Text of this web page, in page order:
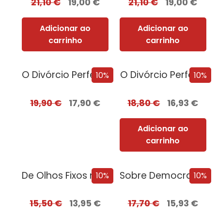
Adicionar ao
carrinho
Adicionar ao
carrinho
10%
O Divórcio Perfeito com EDGES
19,90€ 17,90 €
10%
O Divórcio Perfeito
18,80€ 16,93 €
Adicionar ao
carrinho
10%
De Olhos Fixos no Sol
15,50€ 13,95 €
10%
Sobre Democracias e Cultos de Morte
17,70€ 15,93 €